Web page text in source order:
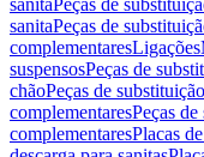
sanitaPeças de
sanitaPeças de
complementaresLigações
suspensosPeças de
chãoPeças de
complementaresPeças
complementaresPlacas